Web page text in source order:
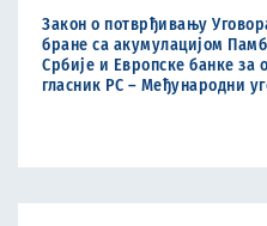
Закон о потврђивању
бране са акумулацијом
Србије и Европске банке за
гласник РС – Међународни